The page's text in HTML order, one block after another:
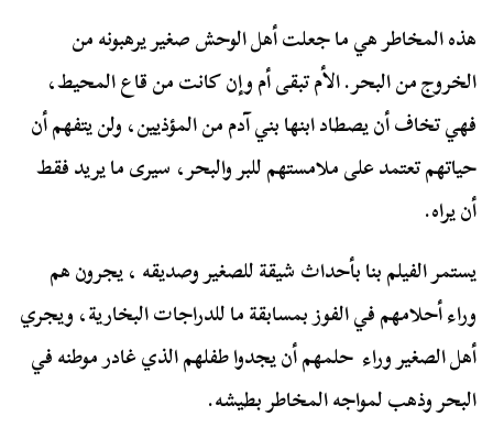
هذه المخاطر هي ما جعلت أهل الوحش صغير يرهبونه من
الخروج من البحر. الأم تبقى أم وإن كانت من قاع المحيط،
فهي تخاف أن يصطاد ابنها بني آدم من المؤذيين، ولن يتفهم أن
حياتهم تعتمد على ملامستهم للبر والبحر، سيرى ما يريد فقط
أن يراه.
يستمر الفيلم بنا بأحداث شيقة للصغير وصديقه ، يجرون هم
وراء أحلامهم في الفوز بمسابقة ما للدراجات البخارية، ويجري
أهل الصغير وراء حلمهم أن يجدوا طفلهم الذي غادر موطنه في
البحر وذهب لمواجه المخاطر بطيشه.